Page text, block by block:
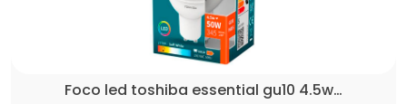
Foco led toshiba essential gu10 4.5w…